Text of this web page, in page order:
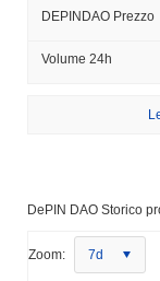
DEPINDAO Prezzo
Volume 24h
DePIN DAO Storico
Zoom: 7d